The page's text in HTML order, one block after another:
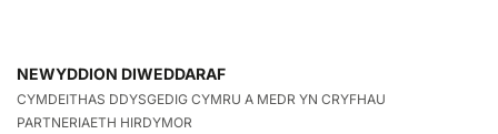
NEWYDDION DIWEDDARAF
CYMDEITHAS DDYSGEDIG CYMRU A MEDR YN CRYFHAU
PARTNERIAETH HIRDYMOR